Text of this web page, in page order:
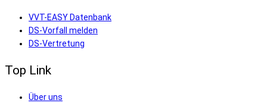
VVT-EASY Datenbank
DS-Vorfall melden
DS-Vertretung
Top Link
Über uns